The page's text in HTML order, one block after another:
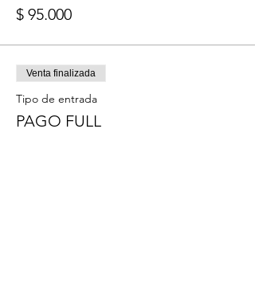
$ 95.000
Venta finalizada
Tipo de entrada
PAGO FULL